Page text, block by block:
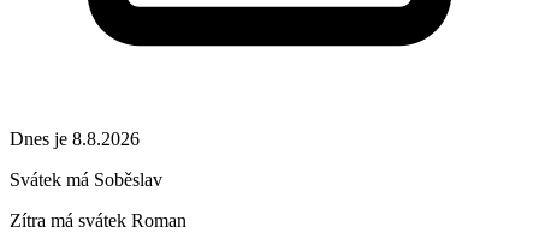
Dnes je 8.8.2026
Svátek má Soběslav
Zítra má svátek Roman